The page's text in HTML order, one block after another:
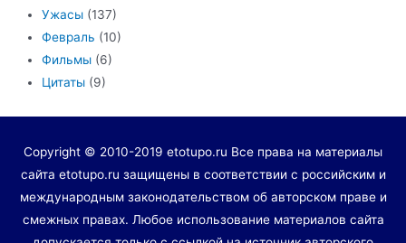
Ужасы (137)
Февраль (10)
Фильмы (6)
Цитаты (9)
Copyright © 2010-2019 etotupo.ru Все права на материалы
сайта etotupo.ru защищены в соответствии с российским и
международным законодательством об авторском праве и
смежных правах. Любое использование материалов сайта